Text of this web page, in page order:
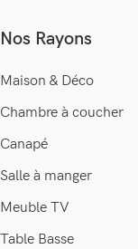
Nos Rayons
Maison & Déco
Chambre à coucher
Canapé
Salle à manger
Meuble TV
Table Basse